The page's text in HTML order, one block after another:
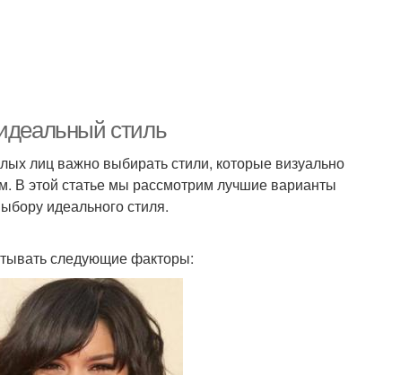
стиль
лиц важно выбирать стили, которые визуально
В этой статье мы рассмотрим лучшие варианты
идеального стиля.
следующие факторы: